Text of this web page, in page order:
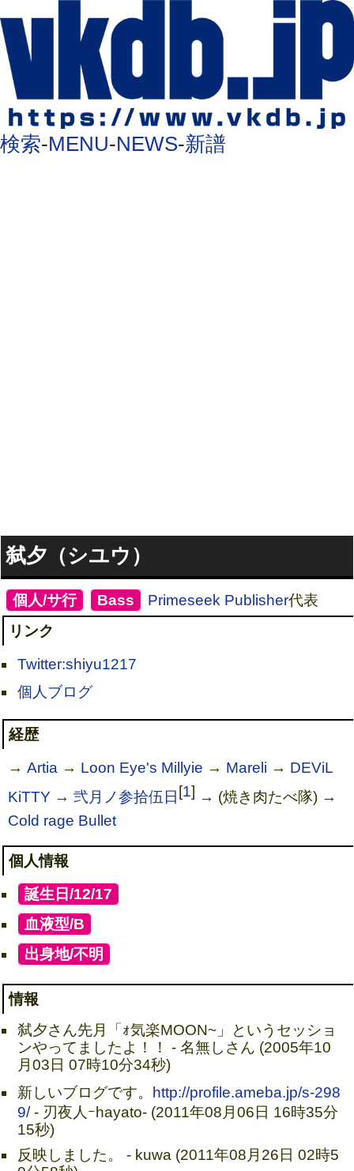
検索-MENU-NEWS-新譜
弑夕（シユウ）
個人/サ行] Bass Primeseek Publisher代表
リンク
Twitter:shiyu1217
個人ブログ
経歴
→Artia → Loon Eye's Millyie → Mareli → DEViL
KiTTY →弐月ノ参拾伍日 [1] → (焼き肉たべ隊) →
Cold rage Bullet
個人情報
誕生日/12/17
血液型/B
出身地/不明
情報
弑夕さん先月「ｫ気楽MOON~」というセッショ
ンやってましたよ！！ - 名無しさん (2005年10
月03日 07時10分34秒)
新しいブログです。
http://profile.ameba.jp/s-298
9/- 刃夜人ｰhayato- (2011年08月06日 16時35分
15秒)
反映しました。 - kuwa (2011年08月26日 02時5